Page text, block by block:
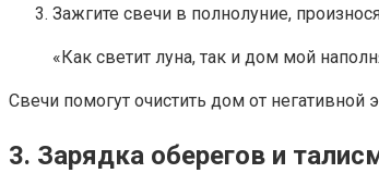
Зажгите свечи в полнолуние,
«Как светит луна, так и дом мой
Свечи помогут очистить дом от негативной
3. Зарядка оберегов и